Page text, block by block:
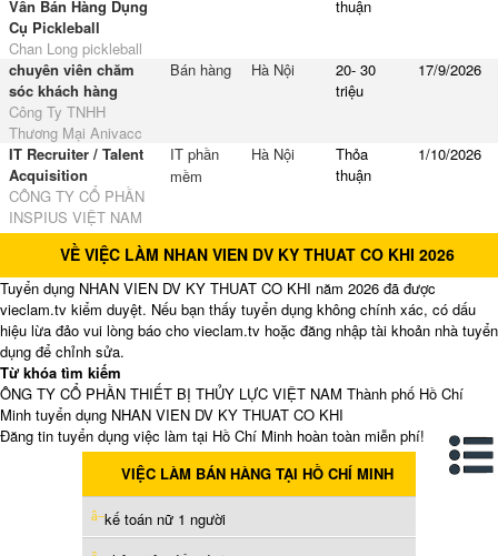
Vấn Bán Hàng Dụng
Cụ Pickleball
Chan Long pickleball
thuận
chuyên viên chăm
sóc khách hàng
Công Ty TNHH
Thương Mại Anivacc
Bán hàng Hà Nội
20- 30
triệu
17/9/2026
IT Recruiter / Talent
Acquisition
CÔNG TY CỔ PHẦN
INSPIUS VIỆT NAM
IT phần
mềm
Hà Nội
Thỏa
thuận
1/10/2026
VỀ VIỆC LÀM NHAN VIEN DV KY THUAT CO KHI 2026
Tuyển dụng NHAN VIEN DV KY THUAT CO KHI năm 2026 đã được
vieclam.tv kiểm duyệt. Nếu bạn thấy tuyển dụng không chính xác, có dấu
hiệu lừa đảo vui lòng báo cho vieclam.tv hoặc đăng nhập tài khoản nhà tuyển
dụng để chỉnh sửa.
Từ khóa tìm kiếm
ÔNG TY CỔ PHẦN THIẾT BỊ THỦY LỰC VIỆT NAM Thành phố Hồ Chí
Minh tuyển dụng NHAN VIEN DV KY THUAT CO KHI
Đăng tin tuyển dụng việc làm tại Hồ Chí Minh hoàn toàn miễn phí!
VIỆC LÀM BÁN HÀNG TẠI HỒ CHÍ MINH
kế toán nữ 1 người